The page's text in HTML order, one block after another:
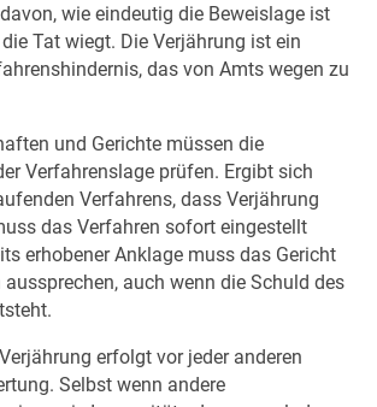
wie eindeutig die Beweislage ist
Tat wiegt. Die Verjährung ist ein
das von Amts wegen zu
und Gerichte müssen die
Verfahrenslage prüfen. Ergibt sich
Verfahrens, dass Verjährung
das Verfahren sofort eingestellt
erhobener Anklage muss das Gericht
auch wenn die Schuld des
erfolgt vor jeder anderen
Selbst wenn andere